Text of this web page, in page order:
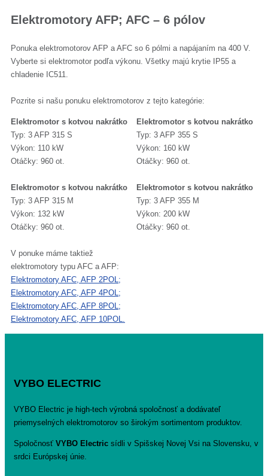
Elektromotory AFP; AFC – 6 pólov
Ponuka elektromotorov AFP a AFC so 6 pólmi a napájaním na 400 V.
Vyberte si elektromotor podľa výkonu. Všetky majú krytie IP55 a
chladenie IC511.
Pozrite si našu ponuku elektromotorov z tejto kategórie:
Elektromotor s kotvou nakrátko
Typ: 3 AFP 315 S
Výkon: 110 kW
Otáčky: 960 ot.
Elektromotor s kotvou nakrátko
Typ: 3 AFP 315 M
Výkon: 132 kW
Otáčky: 960 ot.
V ponuke máme taktiež
elektromotory typu AFC a AFP:
Elektromotory AFC, AFP 2POL;
Elektromotory AFC, AFP 4POL;
Elektromotory AFC, AFP 8POL;
Elektromotory AFC, AFP 10POL.
Elektromotor s kotvou nakrátko
Typ: 3 AFP 355 S
Výkon: 160 kW
Otáčky: 960 ot.
Elektromotor s kotvou nakrátko
Typ: 3 AFP 355 M
Výkon: 200 kW
Otáčky: 960 ot.
VYBO ELECTRIC
VYBO Electric je high-tech výrobná spoločnosť a dodávateľ
priemyselných elektromotorov so širokým sortimentom produktov.
Spoločnosť VYBO Electric sídli v Spišskej Novej Vsi na Slovensku, v
srdci Európskej únie.